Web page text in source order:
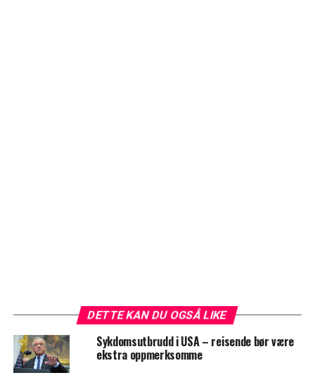
DETTE KAN DU OGSÅ LIKE
Sykdomsutbrudd i USA – reisende bør være
ekstra oppmerksomme